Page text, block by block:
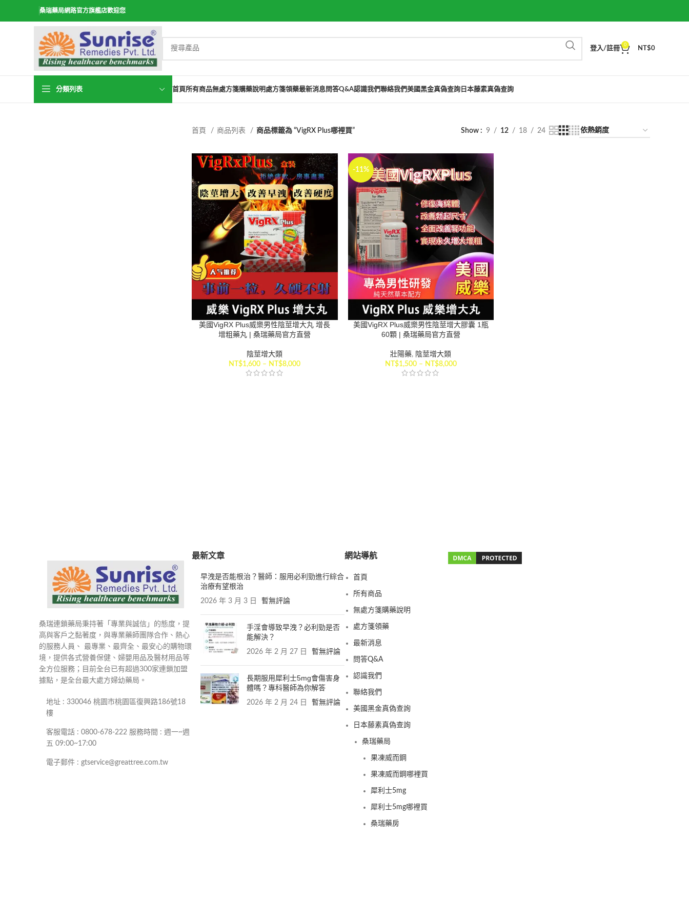
桑瑞藥局網路官方旗艦店歡迎您
登入/註冊
0
NT$0
分類列表 首頁所有商品無處方箋購藥說明 處方箋領藥最新消息 問答Q&A認識我們聯絡我們美國黑金真偽查詢 日本藤素真偽查詢
首頁 商品列表 商品標籤為 “VigRX Plus哪裡買” Show 9 12 18 24
美國VigRX Plus威樂男性陰莖增大丸 增長
增粗藥丸 | 桑瑞藥局官方直營
陰莖增大類
NT$1,600 – NT$8,000
-11%
美國VigRX Plus威樂男性陰莖增大膠囊 1瓶
60顆 | 桑瑞藥局官方直營
壯陽藥, 陰莖增大類
NT$1,500– NT$8,000
桑瑞連鎖藥局秉持著「專業與誠信」的態度，提
高與客戶之黏著度，與專業藥師團隊合作、熱心
的服務人員、 最專業、最齊全、最安心的購物環
境，提供各式營養保健、婦嬰用品及醫材用品等
全方位服務；目前全台已有超過300家連鎖加盟
據點，是全台最大處方婦幼藥局。
地址 : 330046 桃園市桃園區復興路186號18
樓
客服電話 : 0800-678-222 服務時間 : 週一~週
五 09:00~17:00
電子郵件 : gtservice@greattree.com.tw
最新文章
早洩是否能根治？醫師：服用必利勁進行綜合
治療有望根治
2026 年 3 月 3 日 暫無評論
手淫會導致早洩？必利勁是否
能解決？
2026 年 2 月 27 日 暫無評論
長期服用犀利士5mg會傷害身
體嗎？專科醫師為你解答
2026 年 2 月 24 日 暫無評論
網站導航
首頁
所有商品
無處方箋購藥說明
處方箋領藥
最新消息
問答Q&A
認識我們
聯絡我們
美國黑金真偽查詢
日本藤素真偽查詢
桑瑞藥局
果凍威而鋼
果凍威而鋼哪裡買
犀利士5mg
犀利士5mg哪裡買
桑瑞藥房